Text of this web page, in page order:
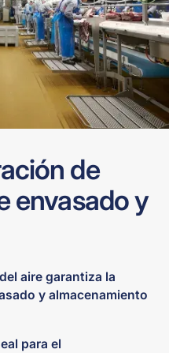
de
envasado y
aire garantiza la
y almacenamiento
para el